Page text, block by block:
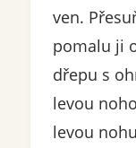
ven.
pomalu ji
dřepu s
levou
levou